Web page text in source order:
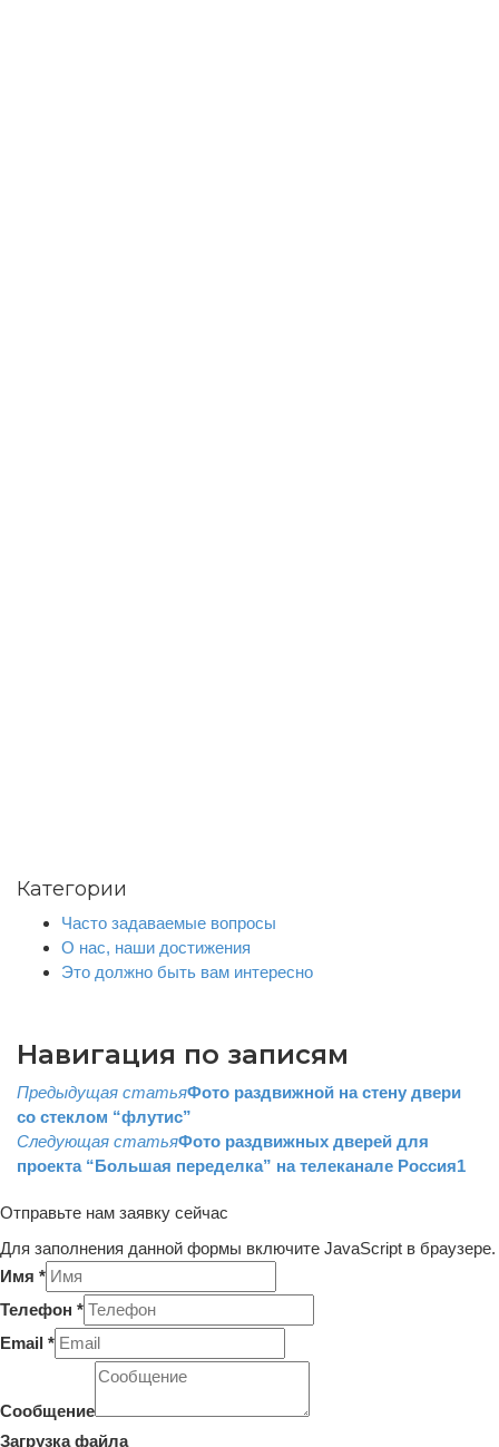
Категории
Часто задаваемые вопросы
О нас, наши достижения
Это должно быть вам интересно
Навигация по записям
Предыдущая статьяФото раздвижной на стену двери
со стеклом “флутис”
Следующая статьяФото раздвижных дверей для
проекта “Большая переделка” на телеканале Россия1
Отправьте нам заявку сейчас
Для заполнения данной формы включите JavaScript в браузере.
Имя *
Телефон *
Email *
Layout
Сообщение
Загрузка файла